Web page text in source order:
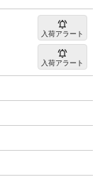
入荷アラート
入荷アラート